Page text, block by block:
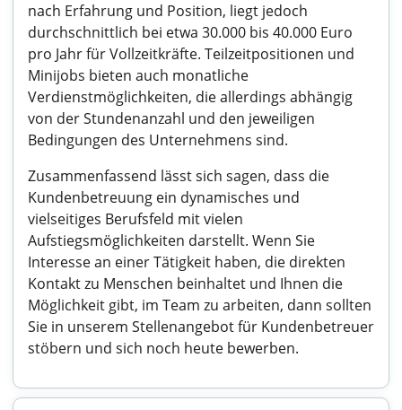
nach Erfahrung und Position, liegt jedoch
durchschnittlich bei etwa 30.000 bis 40.000 Euro
pro Jahr für Vollzeitkräfte. Teilzeitpositionen und
Minijobs bieten auch monatliche
Verdienstmöglichkeiten, die allerdings abhängig
von der Stundenanzahl und den jeweiligen
Bedingungen des Unternehmens sind.
Zusammenfassend lässt sich sagen, dass die
Kundenbetreuung ein dynamisches und
vielseitiges Berufsfeld mit vielen
Aufstiegsmöglichkeiten darstellt. Wenn Sie
Interesse an einer Tätigkeit haben, die direkten
Kontakt zu Menschen beinhaltet und Ihnen die
Möglichkeit gibt, im Team zu arbeiten, dann sollten
Sie in unserem Stellenangebot für Kundenbetreuer
stöbern und sich noch heute bewerben.